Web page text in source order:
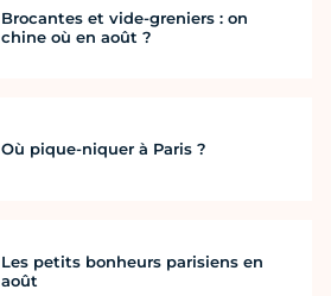
Brocantes et vide-greniers : on
chine où en août ?
Où pique-niquer à Paris ?
Les petits bonheurs parisiens en
août